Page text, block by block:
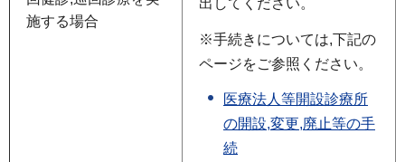
施する場合
※手続きについては,下記の
ページをご参照ください。
医療法人等開設診療所
の開設,変更,廃止等の手
続